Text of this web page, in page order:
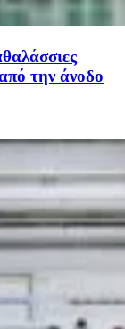
την άνοδο